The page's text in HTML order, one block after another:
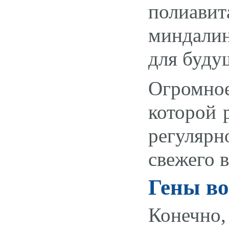
для
которой
свежего
Гены
Конечно,